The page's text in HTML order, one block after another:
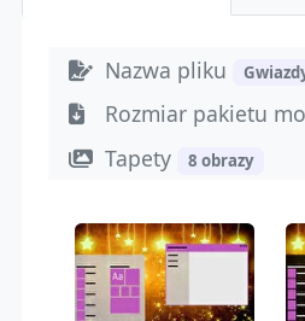
Nazwa pliku
Rozmiar pakietu
Tapety 8 obrazy